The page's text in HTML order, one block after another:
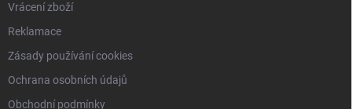
Vrácení zboží
Reklamace
Zásady používání cookies
Ochrana osobních údajů
Obchodní podmínky